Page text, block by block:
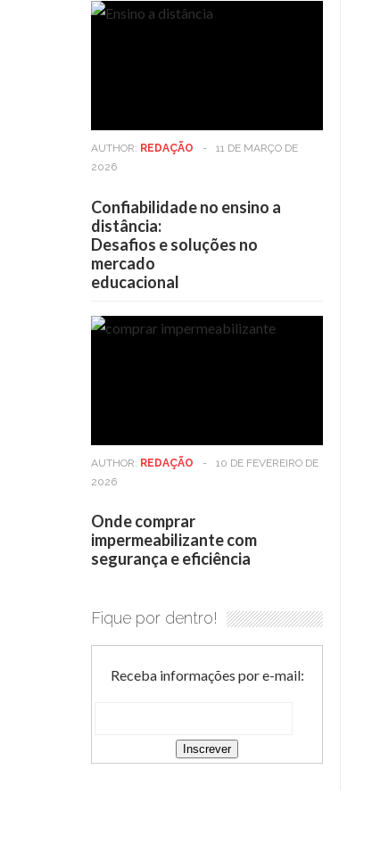
AUTHOR: REDAÇÃO -
11 DE MARÇO DE
2026
Confiabilidade no ensino a
distância:
Desafios e soluções no
mercado
educacional
AUTHOR: REDAÇÃO -
10 DE FEVEREIRO DE
2026
Onde comprar
impermeabilizante com
segurança e eficiência
Fique por dentro!
Receba informações por e-mail: